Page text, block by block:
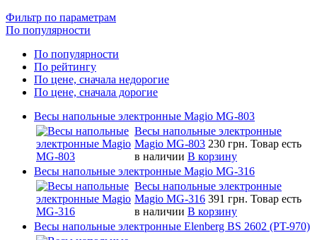
Фильтр по параметрам
По популярности
По популярности
По рейтингу
По цене, сначала недорогие
По цене, сначала дорогие
Весы напольные электронные Magio MG-803
Весы напольные электронные
Magio MG-803 230 грн. Товар есть
в наличии В корзину
Весы напольные электронные Magio MG-316
Весы напольные электронные
Magio MG-316 391 грн. Товар есть
в наличии В корзину
Весы напольные электронные Elenberg BS 2602 (PT-970)